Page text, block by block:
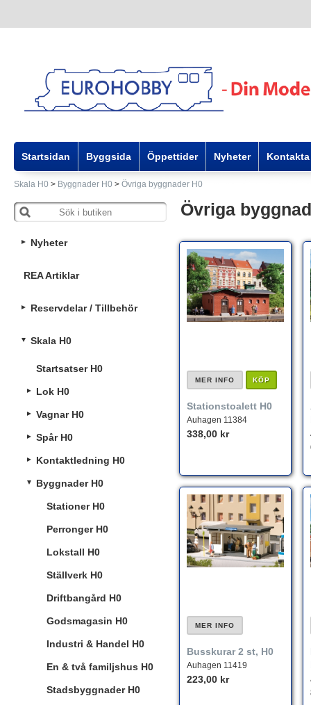
Startsidan Byggsida Öppettider Nyheter
Skala H0 > Byggnader H0 > Övriga byggnader H0
Nyheter
REA Artiklar
Reservdelar / Tillbehör
Skala H0
Startsatser H0
Lok H0
Vagnar H0
Spår H0
Kontaktledning H0
Byggnader H0
Stationer H0
Perronger H0
Lokstall H0
Ställverk H0
Driftbangård H0
Godsmagasin H0
Industri & Handel H0
En & två familjshus H0
Stadsbyggnader H0
Övriga
MER INFO KÖP
Stationstoalett H0
Auhagen 11384
338,00 kr
MER INFO
Busskurar 2 st, H0
Auhagen 11419
223,00 kr